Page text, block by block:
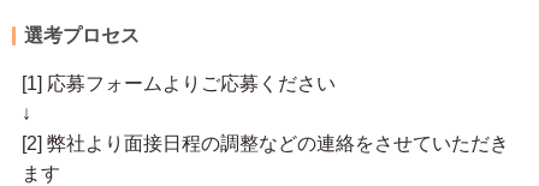
選考プロセス
[1] 応募フォームよりご応募ください
↓
[2] 弊社より面接日程の調整などの連絡をさせていただき
ます